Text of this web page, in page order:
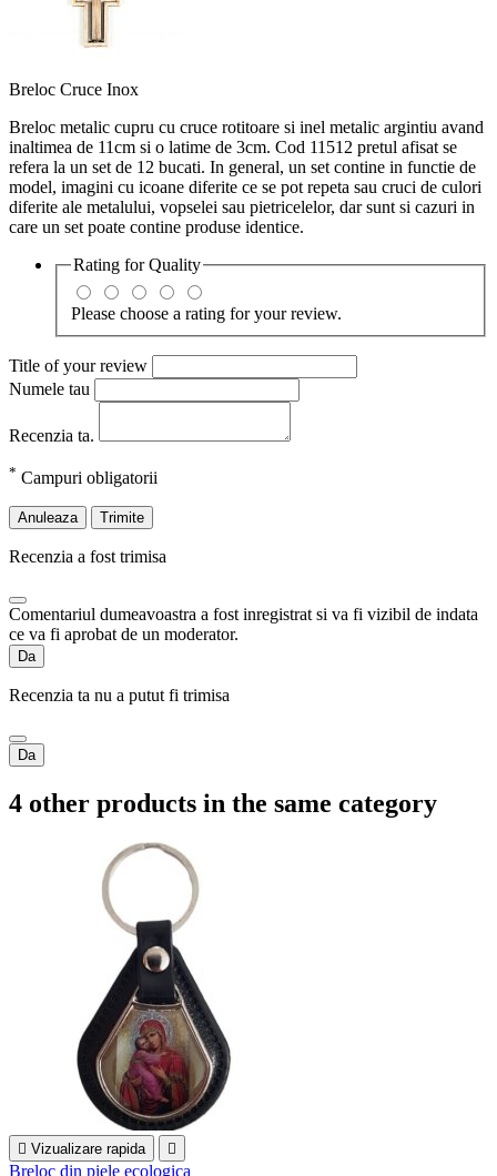
Breloc Cruce Inox
Breloc metalic cupru cu cruce rotitoare si inel metalic argintiu avand
inaltimea de 11cm si o latime de 3cm. Cod 11512 pretul afisat se
refera la un set de 12 bucati. In general, un set contine in functie de
model, imagini cu icoane diferite ce se pot repeta sau cruci de culori
diferite ale metalului, vopselei sau pietricelelor, dar sunt si cazuri in
care un set poate contine produse identice.
Rating forQuality
Please choose a rating for your review.
Title of your review
Numele tau
Recenzia ta.
* Campuri obligatorii
Anuleaza Trimite
Recenzia a fost trimisa
Comentariul dumeavoastra a fost inregistrat si va fi vizibil de indata
ce va fi aprobat de un moderator.
Da
Recenzia ta nu a putut fi trimisa
Da
4 other products in the same category
 Vizualizare rapida 
Breloc din piele ecologica